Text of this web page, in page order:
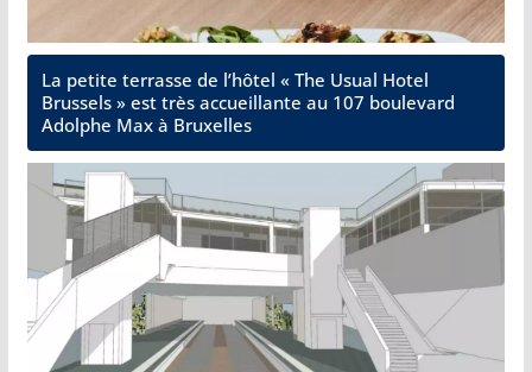
La petite terrasse de l’hôtel « The Usual Hotel
Brussels » est très accueillante au 107 boulevard
Adolphe Max à Bruxelles